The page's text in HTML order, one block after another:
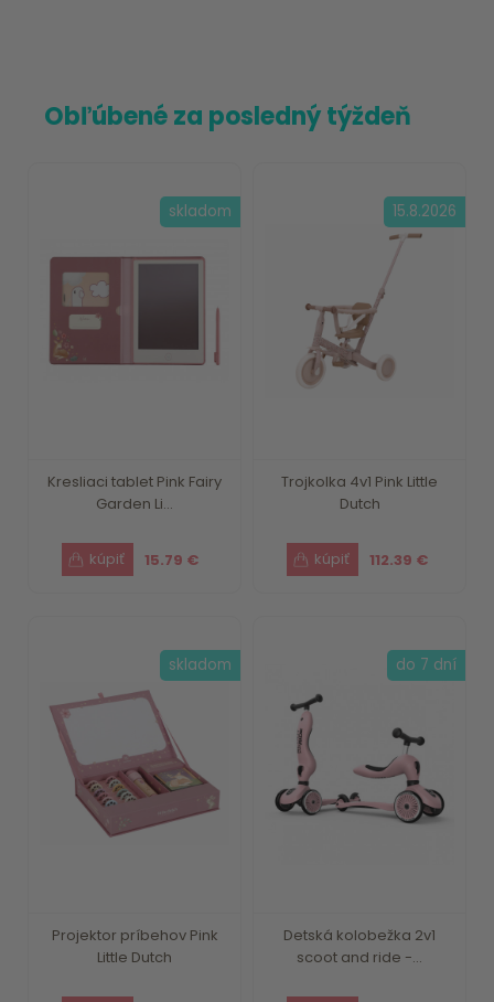
Obľúbené za posledný týždeň
Kresliaci tablet Pink Fairy
Garden Li...
15.79 €
skladom
Trojkolka 4v1 Pink Little
Dutch
112.39 €
15.8.2026
Projektor príbehov Pink
Little Dutch
skladom
Detská kolobežka 2v1
scoot and ride -...
do 7 dní